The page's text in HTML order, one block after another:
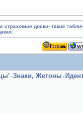
страховые доски- такие
› Знаки, Жетоны ›